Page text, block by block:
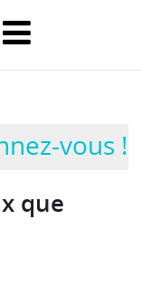
vous !
que